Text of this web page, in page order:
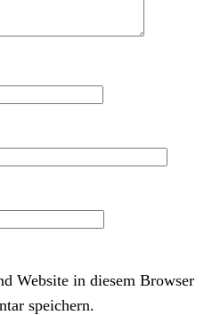
Website in diesem Browser
speichern.